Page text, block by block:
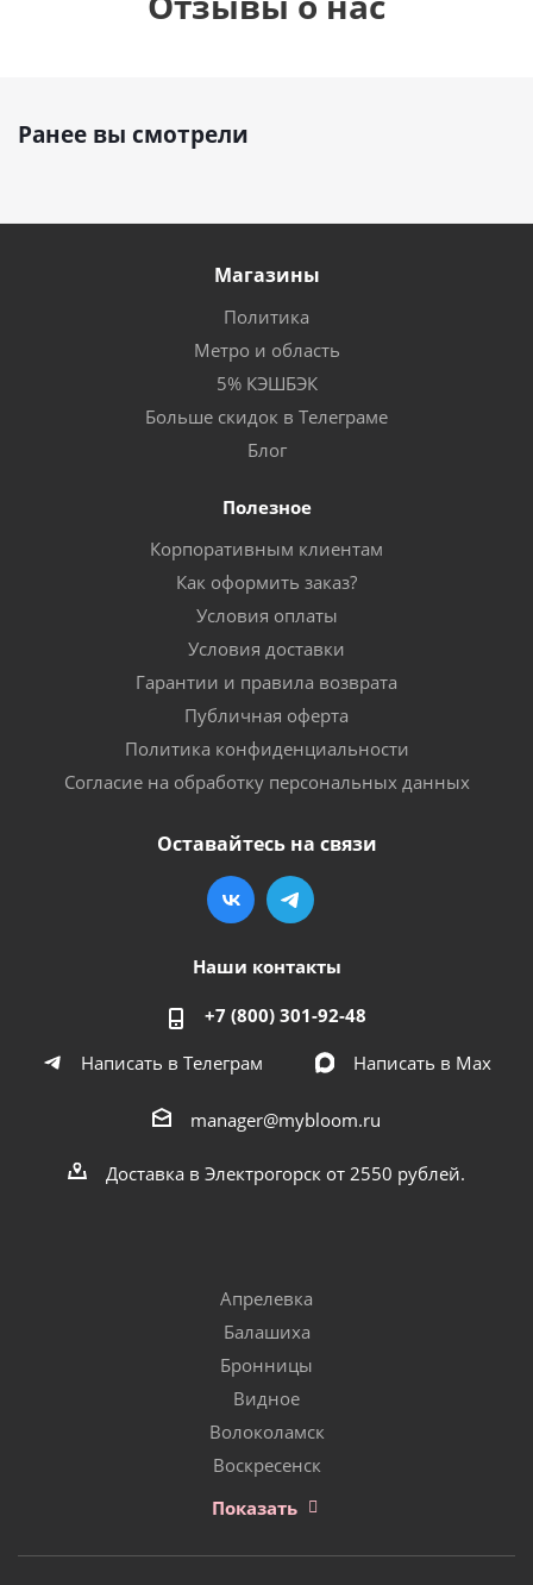
Ранее вы смотрели
Магазины
Политика
Метро и область
5% КЭШБЭК
Больше скидок в Телеграме
Блог
Полезное
Корпоративным клиентам
Как оформить заказ?
Условия оплаты
Условия доставки
Гарантии и правила возврата
Публичная оферта
Политика конфиденциальности
Согласие на обработку персональных данных
Оставайтесь на связи
Наши контакты
+7 (800) 301-92-48
Написать в Телеграм
Написать в Мах
manager@mybloom.ru
Доставка в Электрогорск от 2550 рублей.
Апрелевка
Балашиха
Бронницы
Видное
Волоколамск
Воскресенск
Показать